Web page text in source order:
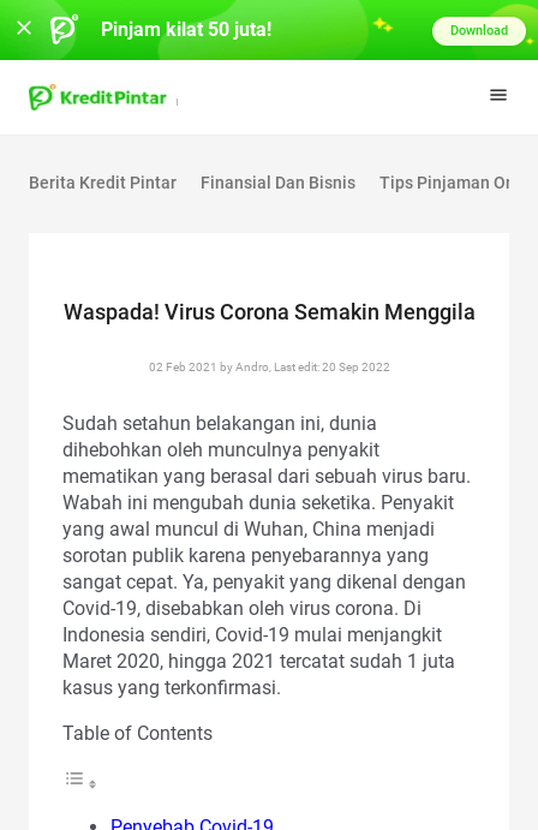
Berita Kredit Pintar Finansial Dan Bisnis Tips Pinjaman
Waspada! Virus Corona Semakin Menggila
02 Feb 2021 by Andro, Last edit: 20 Sep 2022
Sudah setahun belakangan ini, dunia
dihebohkan oleh munculnya penyakit
mematikan yang berasal dari sebuah virus baru.
Wabah ini mengubah dunia seketika. Penyakit
yang awal muncul di Wuhan, China menjadi
sorotan publik karena penyebarannya yang
sangat cepat. Ya, penyakit yang dikenal dengan
Covid-19, disebabkan oleh virus corona. Di
Indonesia sendiri, Covid-19 mulai menjangkit
Maret 2020, hingga 2021 tercatat sudah 1 juta
kasus yang terkonfirmasi.
Table of Contents
Pinjam kilat 50 juta! Download